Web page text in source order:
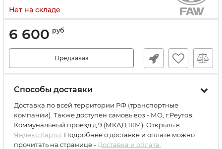
Нет на складе
6 600 руб
Предзаказ
Способы доставки
Доставка по всей территории РФ (транспортные
компании). Также доступен самовывоз - МО, г.Реутов,
Коммунальный проезд д.9 (МКАД 1КМ). Открыть в
Яндекс.Карты . Подробнее о доставке и оплате можно
прочитать на странице - Доставка и оплата.